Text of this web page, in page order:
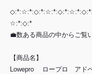
☆:*:◇:*
💼数ある商品の中からご覧
【商品名】
Lowepro ロープロ アド